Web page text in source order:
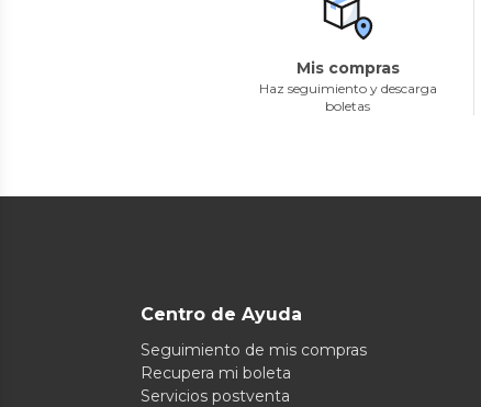
Mis compras
Haz seguimiento y descarga
boletas
Centro de Ayuda
Seguimiento de mis compras
Recupera mi boleta
Servicios postventa